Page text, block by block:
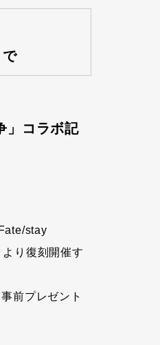
」コラボ記
stay
り復刻開催す
前プレゼント